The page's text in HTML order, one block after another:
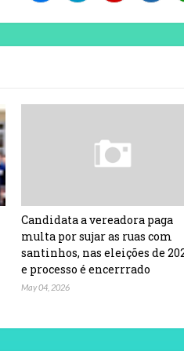
Candidata a vereadora paga
multa por sujar as ruas com
santinhos, nas eleições de
e processo é encerrrado
May 04, 2026